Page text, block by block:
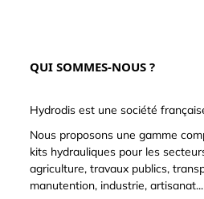
QUI SOMMES-NOUS ?
Hydrodis est une société
Nous proposons une gamme
kits hydrauliques pour les
agriculture, travaux publics,
manutention, industrie, artisanat...